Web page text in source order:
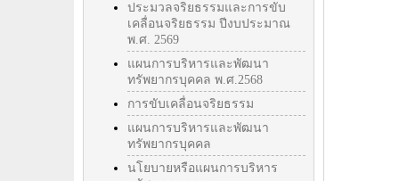
ประมวลจริยธรรมและการขับ
เคลื่อนจริยธรรม ปีงบประมาณ
พ.ศ. 2569
แผนการบริหารและพัฒนา
ทรัพยากรบุคคล พ.ศ.2568
การขับเคลื่อนจริยธรรม
แผนการบริหารและพัฒนา
ทรัพยากรบุคคล
นโยบายหรือแผนการบริหาร